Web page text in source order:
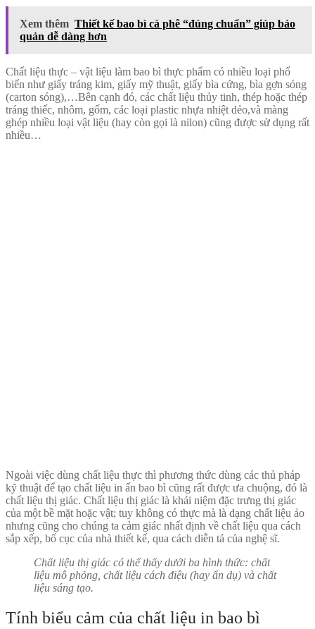
Xem thêm Thiết kế bao bì cà phê “đúng chuẩn” giúp bảo
quản dễ dàng hơn
Chất liệu thực – vật liệu làm bao bì thực phẩm có nhiều loại phổ
biến như giấy tráng kim, giấy mỹ thuật, giấy bìa cứng, bìa gợn sóng
(carton sóng),…Bên cạnh đó, các chất liệu thủy tinh, thép hoặc thép
tráng thiếc, nhôm, gốm, các loại plastic nhựa nhiệt dẻo,và màng
ghép nhiều loại vật liệu (hay còn gọi là nilon) cũng được sử dụng rất
nhiều…
Ngoài việc dùng chất liệu thực thì phương thức dùng các thủ pháp
kỹ thuật để tạo chất liệu in ấn bao bì cũng rất được ưa chuộng, đó là
chất liệu thị giác. Chất liệu thị giác là khái niệm đặc trưng thị giác
của một bề mặt hoặc vật; tuy không có thực mà là dạng chất liệu ảo
nhưng cũng cho chúng ta cảm giác nhất định về chất liệu qua cách
sắp xếp, bố cục của nhà thiết kế, qua cách diễn tả của nghệ sĩ.
Chất liệu thị giác có thể thấy dưới ba hình thức: chất
liệu mô phỏng, chất liệu cách điệu (hay ẩn dụ) và chất
liệu sáng tạo.
Tính biểu cảm của chất liệu in bao bì